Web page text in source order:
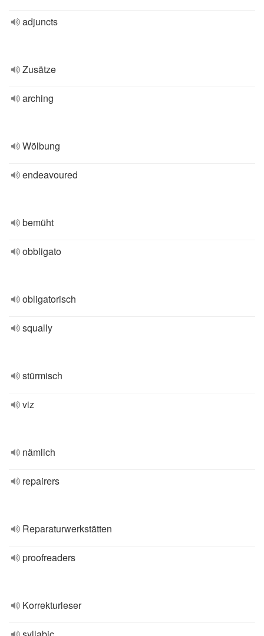
adjuncts
Zusätze
arching
Wölbung
endeavoured
bemüht
obbligato
obligatorisch
squally
stürmisch
viz
nämlich
repairers
Reparaturwerkstätten
proofreaders
Korrekturleser